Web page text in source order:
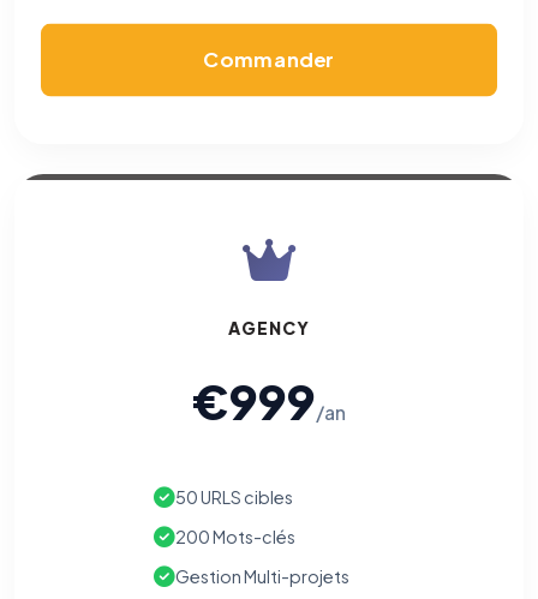
Commander
AGENCY
€999/an
50 URLS cibles
200 Mots-clés
Gestion Multi-projets